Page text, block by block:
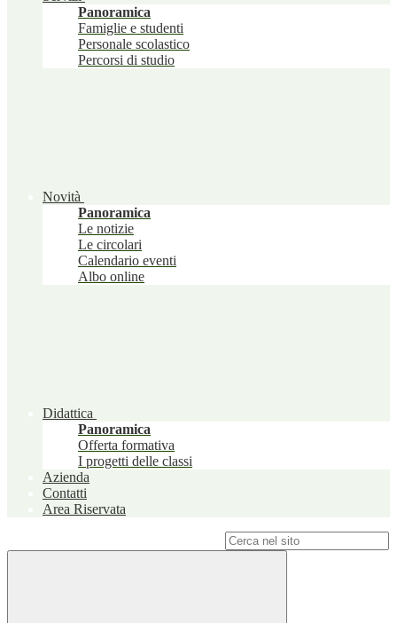
Panoramica
Famiglie e studenti
Personale scolastico
Percorsi di studio
Novità
Panoramica
Le notizie
Le circolari
Calendario eventi
Albo online
Didattica
Panoramica
Offerta formativa
I progetti delle classi
Azienda
Contatti
Area Riservata